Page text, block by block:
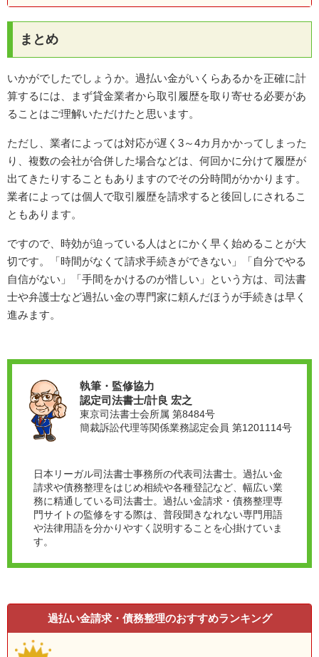
まとめ
いかがでしたでしょうか。過払い金がいくらあるかを正確に計
算するには、まず貸金業者から取引履歴を取り寄せる必要があ
ることはご理解いただけたと思います。
ただし、業者によっては対応が遅く3～4カ月かかってしまった
り、複数の会社が合併した場合などは、何回かに分けて履歴が
出てきたりすることもありますのでその分時間がかかります。
業者によっては個人で取引履歴を請求すると後回しにされるこ
ともあります。
ですので、時効が迫っている人はとにかく早く始めることが大
切です。「時間がなくて請求手続きができない」「自分でやる
自信がない」「手間をかけるのが惜しい」という方は、司法書
士や弁護士など過払い金の専門家に頼んだほうが手続きは早く
進みます。
執筆・監修協力
認定司法書士/計良 宏之
東京司法書士会所属 第8484号
簡裁訴訟代理等関係業務認定会員 第1201114号
日本リーガル司法書士事務所の代表司法書士。過払い金
請求や債務整理をはじめ相続や各種登記など、幅広い業
務に精通している司法書士。過払い金請求・債務整理専
門サイトの監修をする際は、普段聞きなれない専門用語
や法律用語を分かりやすく説明することを心掛けていま
す。
過払い金請求・債務整理のおすすめランキング